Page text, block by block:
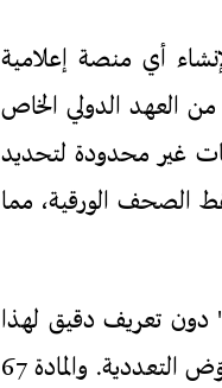
إحياء نظام "الترخيص المسبق" (المادة 67 مكرر 2) لإنشاء أي منصة إعلامية
إلكترونية، وهو ما يتعارض مع المبادئ الأساسية لحرية التعبير وفقًا للمادة 19 من العهد الدولي الخاص
غير محدودة لتحديد
الصحف الورقية، مما
دون تعريف دقيق لهذا
المصطلح، وهو ما قد يُستخدم لاستبعاد النشطاء والمعارضين السياسيين، ويقوّض التعددية. والمادة 67